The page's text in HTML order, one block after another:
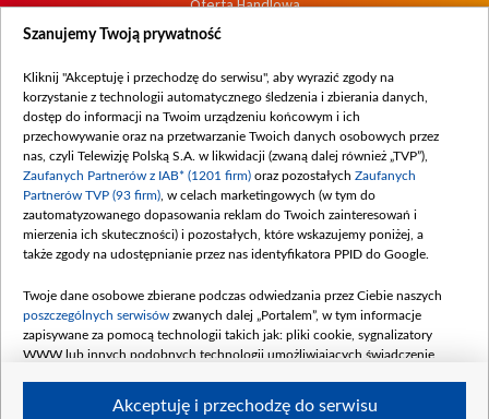
Oferta Handlowa
Dostępność
Procedura zgłoszeń wewnętrznych
Szanujemy Twoją prywatność
Kliknij "Akceptuję i przechodzę do serwisu", aby wyrazić zgody na
korzystanie z technologii automatycznego śledzenia i zbierania danych,
dostęp do informacji na Twoim urządzeniu końcowym i ich
przechowywanie oraz na przetwarzanie Twoich danych osobowych przez
nas, czyli Telewizję Polską S.A. w likwidacji (zwaną dalej również „TVP”),
Zaufanych Partnerów z IAB* (1201 firm) oraz pozostałych Zaufanych
Partnerów TVP (93 firm) , w celach marketingowych (w tym do
zautomatyzowanego dopasowania reklam do Twoich zainteresowań i
mierzenia ich skuteczności) i pozostałych, które wskazujemy poniżej, a
także zgody na udostępnianie przez nas identyfikatora PPID do Google.
Twoje dane osobowe zbierane podczas odwiedzania przez Ciebie naszych
poszczególnych serwisów zwanych dalej „Portalem”, w tym informacje
zapisywane za pomocą technologii takich jak: pliki cookie, sygnalizatory
WWW lub innych podobnych technologii umożliwiających świadczenie
Akceptuję i przechodzę do serwisu